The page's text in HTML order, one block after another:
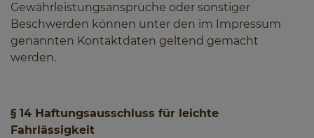
Gewährleistungsansprüche oder sonstiger
Beschwerden können unter den im Impressum
genannten Kontaktdaten geltend gemacht
werden.
§ 14 Haftungsausschluss für leichte
Fahrlässigkeit